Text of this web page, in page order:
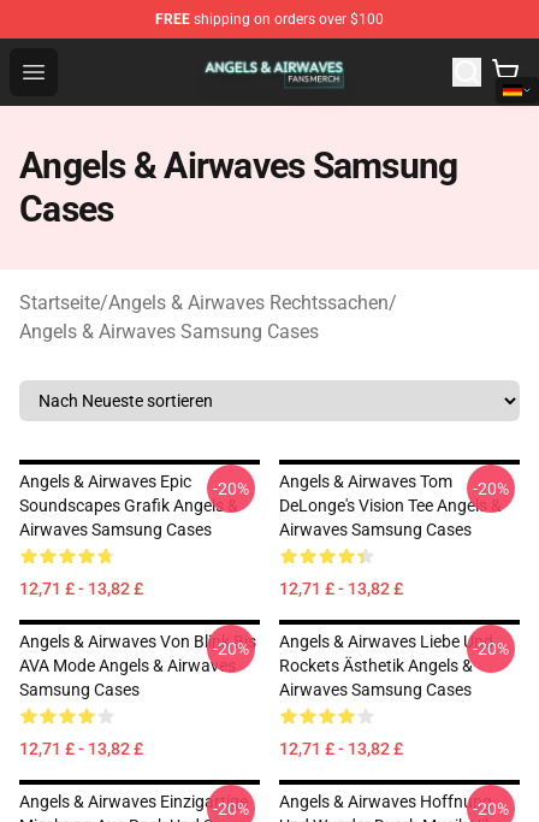
FREE shipping on orders over $100
Open menu
Angels & Airwaves Shop - Official Angels & Airwaves
Angels & Airwaves Samsung
Cases
Startseite/Angels & Airwaves Rechtssachen/
Angels & Airwaves Samsung Cases
Angels & Airwaves Epic
Soundscapes Grafik Angels &
Airwaves Samsung Cases
12,71 £ - 13,82 £
-20%
Angels & Airwaves Tom
DeLonge's Vision Tee Angels &
Airwaves Samsung Cases
12,71 £ - 13,82 £
-20%
Angels & Airwaves Von Blink Bis
AVA Mode Angels & Airwaves
Samsung Cases
12,71 £ - 13,82 £
-20%
Angels & Airwaves Liebe Und
Rockets Ästhetik Angels &
Airwaves Samsung Cases
12,71 £ - 13,82 £
-20%
Angels & Airwaves Einzigartige
-20%
Angels & Airwaves Hoffnung-20%